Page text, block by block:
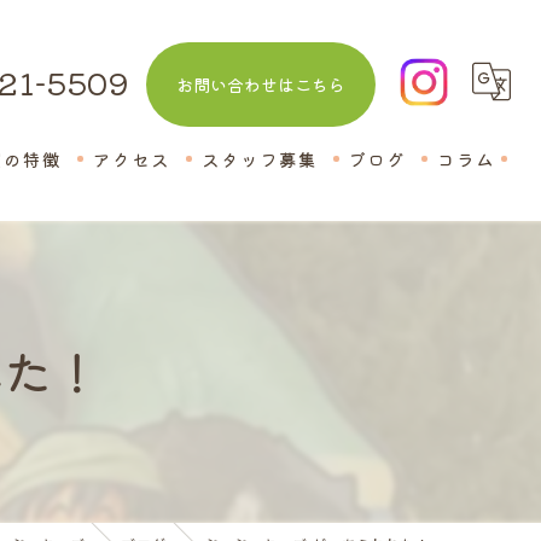
5509 お問い合わせはこちら
特徴 アクセス スタッフ募集 ブログ コラム
！